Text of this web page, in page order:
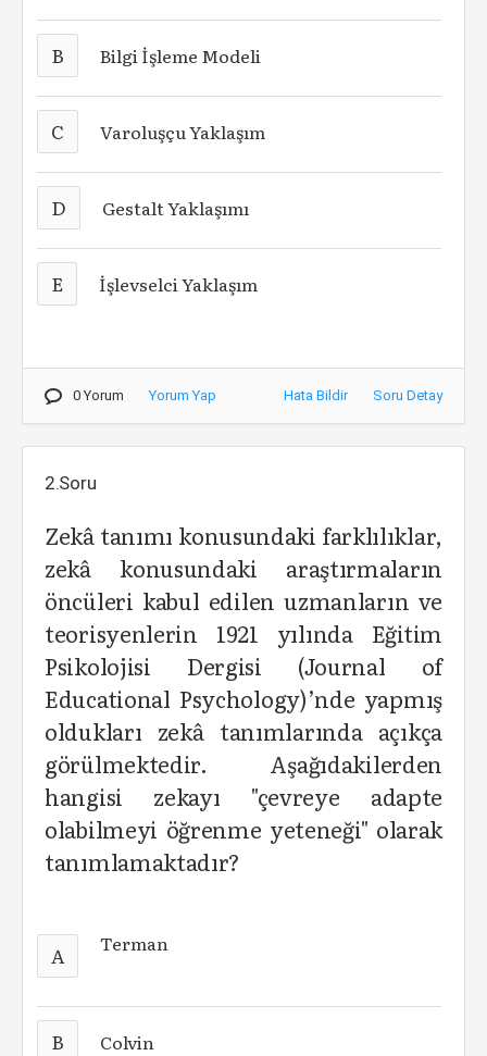
B Bilgi İşleme Modeli
C Varoluşçu Yaklaşım
D Gestalt Yaklaşımı
E İşlevselci Yaklaşım
0 Yorum Yorum Yap Hata Bildir Soru Detay
2.Soru
Zekâ tanımı konusundaki farklılıklar,
zekâ konusundaki araştırmaların
öncüleri kabul edilen uzmanların ve
teorisyenlerin 1921 yılında Eğitim
Psikolojisi Dergisi (Journal of
Educational Psychology)’nde yapmış
oldukları zekâ tanımlarında açıkça
görülmektedir. Aşağıdakilerden
hangisi zekayı "çevreye adapte
olabilmeyi öğrenme yeteneği" olarak
tanımlamaktadır?
A Terman
B Colvin